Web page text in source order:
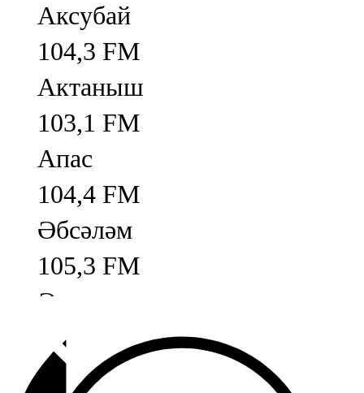
Аксубай
104,3 FM
Актаныш
103,1 FM
Апас
104,4 FM
Әбсәләм
105,3 FM
Әлмәт
92,9 FM
Базарлы матак